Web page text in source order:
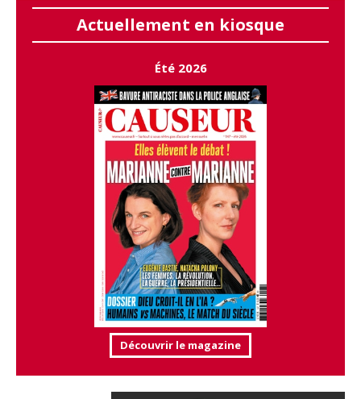
Actuellement en kiosque
Été 2026
Découvrir le magazine